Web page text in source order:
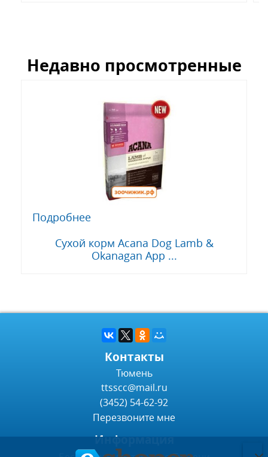
Недавно просмотренные
Подробнее
Сухой корм Acana Dog Lamb &
Okanagan App ...
Контакты
Тюмень
ttsscc@mail.ru
(3452) 54-62-92
Перезвоните мне
Информация